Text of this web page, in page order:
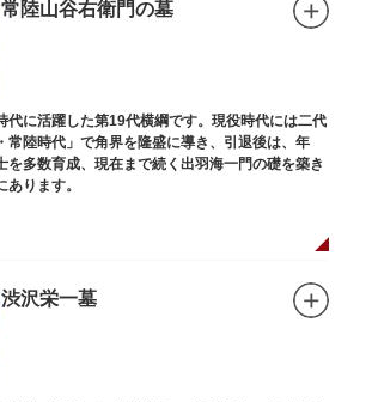
常陸山谷右衛門の墓
代に活躍した第19代横綱です。現役時代には二代
常陸時代」で角界を隆盛に導き、引退後は、年
を多数育成、現在まで続く出羽海一門の礎を築き
ります。
渋沢栄一墓